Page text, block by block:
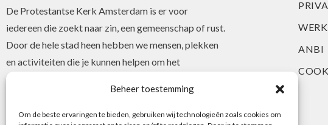
Beheer toestemming
Om de beste ervaringen te bieden, gebruiken wij technologieën zoals cookies om
De Protestantse Kerk Amsterdam is er voor
iedereen die zoekt naar zin, een gemeenschap of rust.
Door de hele stad heen hebben we mensen, plekken
en activiteiten die je kunnen helpen om het
christelijke geloof of je interesse hierin te ontdekken.
ANBI